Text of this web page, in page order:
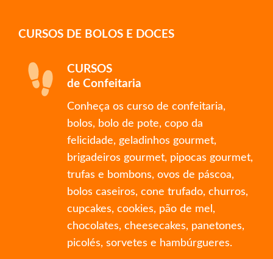
CURSOS DE BOLOS E DOCES
CURSOS
de Confeitaria
Conheça os curso de confeitaria,
bolos, bolo de pote, copo da
felicidade, geladinhos gourmet,
brigadeiros gourmet, pipocas gourmet,
trufas e bombons, ovos de páscoa,
bolos caseiros, cone trufado, churros,
cupcakes, cookies, pão de mel,
chocolates, cheesecakes, panetones,
picolés, sorvetes e hambúrgueres.